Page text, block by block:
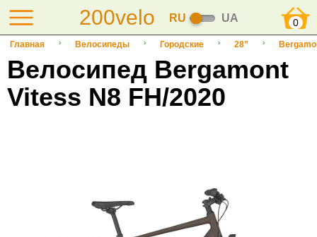
200velo RU UA 0
Главная Велосипеды Городские 28”
Велосипед Bergamont
Vitess N8 FH/2020